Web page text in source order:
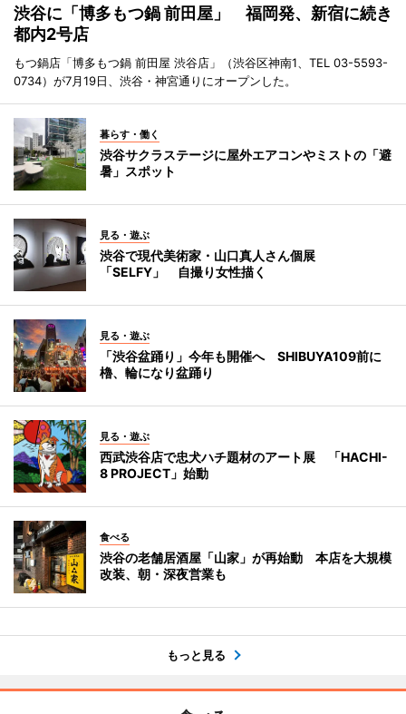
渋谷に「博多もつ鍋 前田屋」 福岡発、新宿に続き
都内2号店
もつ鍋店「博多もつ鍋 前田屋 渋谷店」（渋谷区神南1、TEL 03-5593-
0734）が7月19日、渋谷・神宮通りにオープンした。
暮らす・働く
渋谷サクラステージに屋外エアコンやミストの「避
暑」スポット
見る・遊ぶ
渋谷で現代美術家・山口真人さん個展
「SELFY」 自撮り女性描く
見る・遊ぶ
「渋谷盆踊り」今年も開催へ SHIBUYA109前に
櫓、輪になり盆踊り
見る・遊ぶ
西武渋谷店で忠犬ハチ題材のアート展 「HACHI-
8 PROJECT」始動
食べる
渋谷の老舗居酒屋「山家」が再始動 本店を大規模
改装、朝・深夜営業も
もっと見る